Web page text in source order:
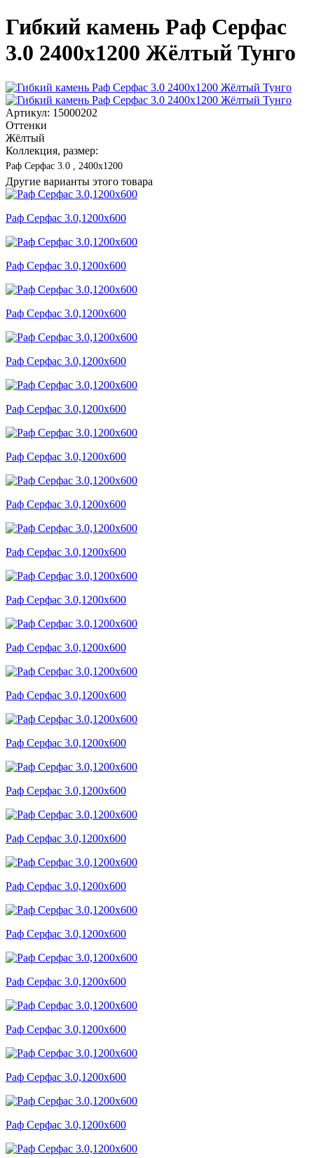
Гибкий камень Раф Серфас
3.0 2400x1200 Жёлтый Тунго
Артикул: 15000202
Оттенки
Жёлтый
Коллекция, размер:
Раф Серфас 3.0 , 2400x1200
Другие варианты этого товара
Раф Серфас 3.0,1200x600
Раф Серфас 3.0,1200x600
Раф Серфас 3.0,1200x600
Раф Серфас 3.0,1200x600
Раф Серфас 3.0,1200x600
Раф Серфас 3.0,1200x600
Раф Серфас 3.0,1200x600
Раф Серфас 3.0,1200x600
Раф Серфас 3.0,1200x600
Раф Серфас 3.0,1200x600
Раф Серфас 3.0,1200x600
Раф Серфас 3.0,1200x600
Раф Серфас 3.0,1200x600
Раф Серфас 3.0,1200x600
Раф Серфас 3.0,1200x600
Раф Серфас 3.0,1200x600
Раф Серфас 3.0,1200x600
Раф Серфас 3.0,1200x600
Раф Серфас 3.0,1200x600
Раф Серфас 3.0,1200x600